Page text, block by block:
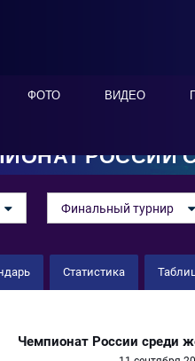
ФОТО ВИДЕО
РОССИИ
Финальный турнир
Статистика
Чемпионат России среди